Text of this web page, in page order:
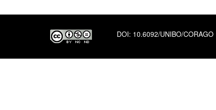
DOI: 10.6092/UNIBO/CORAGO